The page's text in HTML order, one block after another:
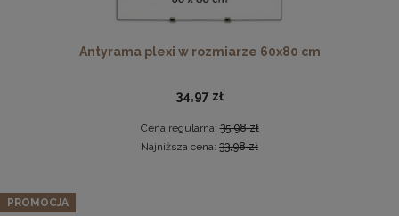
rozmiarze 15 x 21 cm w kolorze białym
14,99 zł
DO KOSZYKA
Antyrama plexi w rozmiarze 60x80 cm
34,97 zł
Cena regularna:35,98 zł
Najniższa cena: 33,98 zł
PROMOCJA